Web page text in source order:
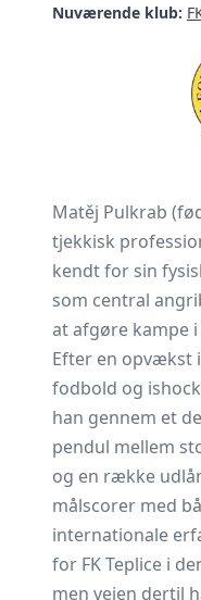
Nuværende klub:
Matěj Pulkrab
tjekkisk
kendt for sin
som central
at afgøre kampe
Efter en opvækst
fodbold og
han gennem et
pendul mellem
og en række
målscorer med
internationale
for FK Teplice i
men vejen dertil